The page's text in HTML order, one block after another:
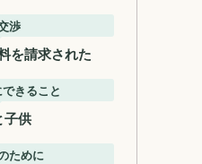
渉
を請求された
きること
子供
ために